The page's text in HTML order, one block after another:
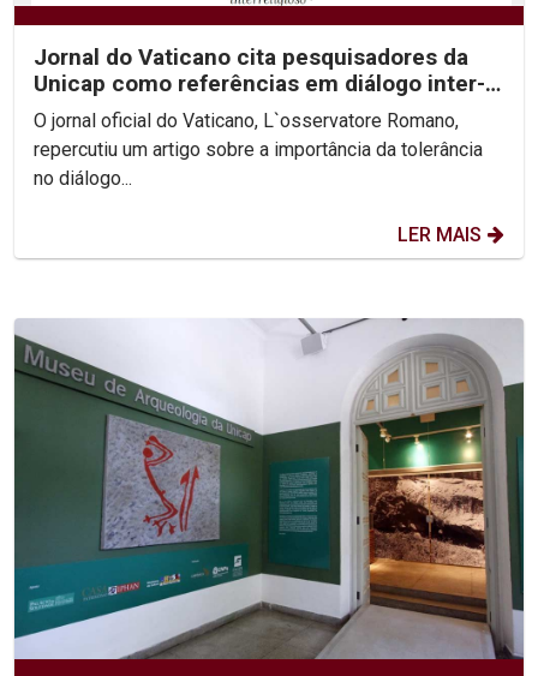
Jornal do Vaticano cita pesquisadores da
Unicap como referências em diálogo inter-
religioso
O jornal oficial do Vaticano, L`osservatore Romano,
repercutiu um artigo sobre a importância da tolerância
no diálogo...
LER MAIS